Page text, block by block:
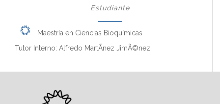
Estudiante
Maestría en Ciencias Bioquímicas
Tutor Interno: Alfredo MartÃ­nez JimÃ©nez